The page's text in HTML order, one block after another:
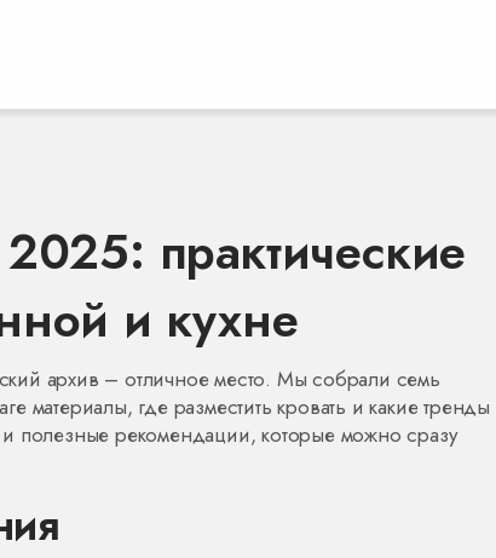
практические
и кухне
архив – отличное место. Мы собрали семь
материалы, где разместить кровать и какие тренды
полезные рекомендации, которые можно сразу